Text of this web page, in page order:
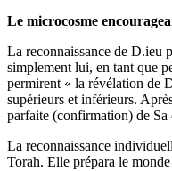
Le microcosme
La reconnaissance de D.ieu
simplement lui, en tant que
permirent « la révélation de
supérieurs et inférieurs.
parfaite (confirmation) de
La reconnaissance
Torah. Elle prépara le